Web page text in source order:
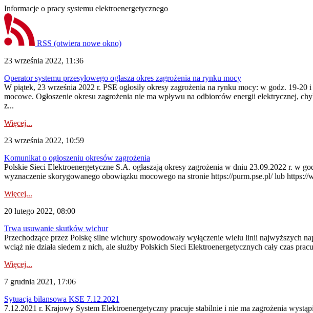
Informacje o pracy systemu elektroenergetycznego
RSS (otwiera nowe okno)
23 września 2022, 11:36
Operator systemu przesyłowego ogłasza okres zagrożenia na rynku mocy
W piątek, 23 września 2022 r. PSE ogłosiły okresy zagrożenia na rynku mocy: w godz. 19-
mocowe. Ogłoszenie okresu zagrożenia nie ma wpływu na odbiorców energii elektrycznej,
z...
Więcej...
23 września 2022, 10:59
Komunikat o ogłoszeniu okresów zagrożenia
Polskie Sieci Elektroenergetyczne S.A. ogłaszają okresy zagrożenia w dniu 23.09.2022 r. w
wyznaczenie skorygowanego obowiązku mocowego na stronie https://purm.pse.pl/ lub
Więcej...
20 lutego 2022, 08:00
Trwa usuwanie skutków wichur
Przechodzące przez Polskę silne wichury spowodowały wyłączenie wielu linii najwyższych
wciąż nie działa siedem z nich, ale służby Polskich Sieci Elektroenergetycznych cały czas
Więcej...
7 grudnia 2021, 17:06
Sytuacja bilansowa KSE 7.12.2021
7.12.2021 r. Krajowy System Elektroenergetyczny pracuje stabilnie i nie ma zagrożenia